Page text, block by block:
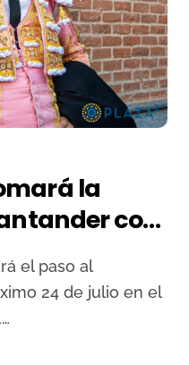
la
con
24 de julio en el